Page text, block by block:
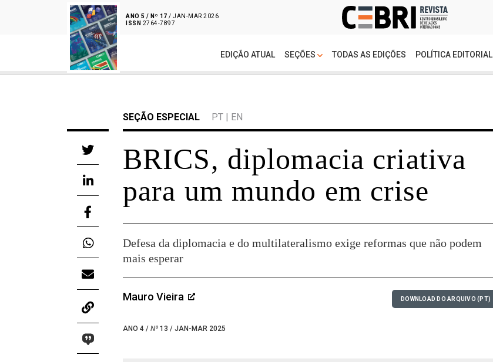
ANO 5 / Nº 17 / JAN-MAR 2026
ISSN 2764-7897
EDIÇÃO ATUAL SEÇÕES TODAS AS EDIÇÕES POLÍTICA EDITORIAL
SEÇÃO ESPECIAL PT | EN
BRICS, diplomacia criativa
para um mundo em crise
Defesa da diplomacia e do multilateralismo exige reformas que não podem
mais esperar
Mauro Vieira
ANO 4 / Nº 13 / JAN-MAR 2025
DOWNLOAD DO ARQUIVO (PT)